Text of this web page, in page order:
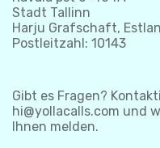
Stadt Tallinn
Harju Grafschaft,
Postleitzahl: 10143
Gibt es Fragen?
hi@yollacalls.com und
Ihnen melden.